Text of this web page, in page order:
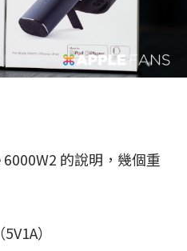
的說明，幾個重
）